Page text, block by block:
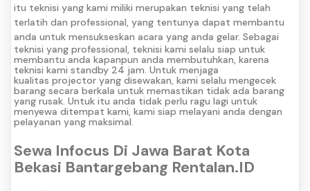
itu teknisi yang kami miliki merupakan teknisi yang telah
terlatih dan professional, yang tentunya dapat membantu
anda untuk mensukseskan acara yang anda gelar. Sebagai
teknisi yang professional, teknisi kami selalu siap untuk
membantu anda kapanpun anda membutuhkan, karena
teknisi kami standby 24 jam. Untuk menjaga
kualitas projector yang disewakan, kami selalu mengecek
barang secara berkala untuk memastikan tidak ada barang
yang rusak. Untuk itu anda tidak perlu ragu lagi untuk
menyewa ditempat kami, kami siap melayani anda dengan
pelayanan yang maksimal.
Sewa Infocus Di Jawa Barat Kota
Bekasi Bantargebang Rentalan.ID